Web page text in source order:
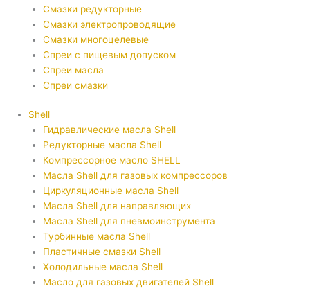
Смазки редукторные
Смазки электропроводящие
Смазки многоцелевые
Спреи с пищевым допуском
Спреи масла
Спреи смазки
Shell
Гидравлические масла Shell
Редукторные масла Shell
Компрессорное масло SHELL
Масла Shell для газовых компрессоров
Циркуляционные масла Shell
Масла Shell для направляющих
Масла Shell для пневмоинструмента
Турбинные масла Shell
Пластичные смазки Shell
Холодильные масла Shell
Масло для газовых двигателей Shell